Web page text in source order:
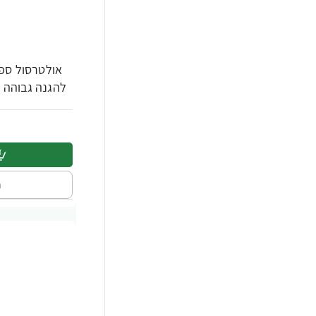
להגנה גבוהה 200 מ"ל - מבית Dr. Fischer